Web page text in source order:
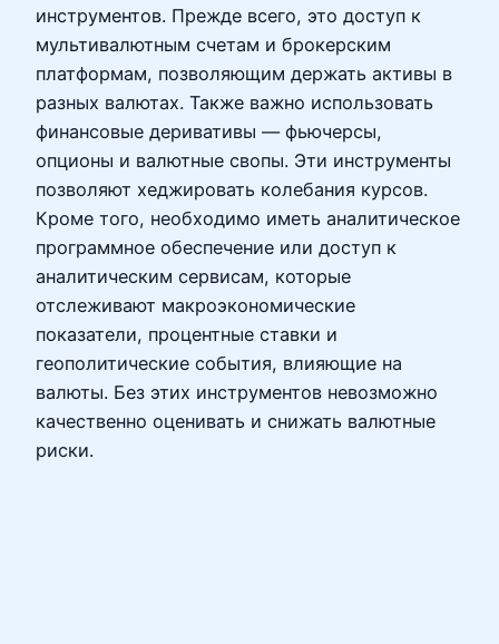
инструментов. Прежде всего, это доступ к
мультивалютным счетам и брокерским
платформам, позволяющим держать активы в
разных валютах. Также важно использовать
финансовые деривативы — фьючерсы,
опционы и валютные свопы. Эти инструменты
позволяют хеджировать колебания курсов.
Кроме того, необходимо иметь аналитическое
программное обеспечение или доступ к
аналитическим сервисам, которые
отслеживают макроэкономические
показатели, процентные ставки и
геополитические события, влияющие на
валюты. Без этих инструментов невозможно
качественно оценивать и снижать валютные
риски.